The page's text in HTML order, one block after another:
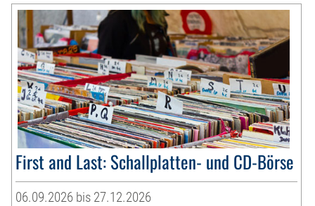
First and Last: Schallplatten- und CD-Börse
06.09.2026 bis 27.12.2026